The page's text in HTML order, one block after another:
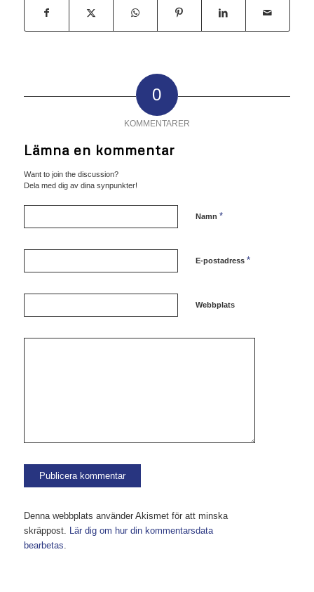
0
KOMMENTARER
Lämna en kommentar
Want to join the discussion?
Dela med dig av dina synpunkter!
Namn *
E-postadress *
Webbplats
Denna webbplats använder Akismet för att minska
skräppost. Lär dig om hur din kommentarsdata
bearbetas.